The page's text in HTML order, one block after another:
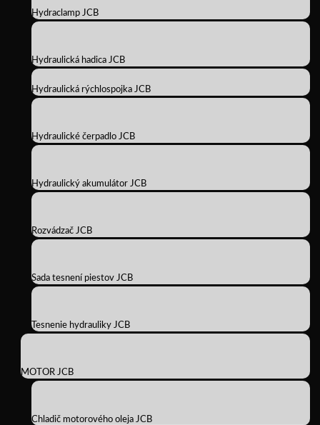
Hydraclamp JCB
Hydraulická hadica JCB
Hydraulická rýchlospojka JCB
Hydraulické čerpadlo JCB
Hydraulický akumulátor JCB
Rozvádzač JCB
Sada tesnení piestov JCB
Tesnenie hydrauliky JCB
MOTOR JCB
Chladič motorového oleja JCB